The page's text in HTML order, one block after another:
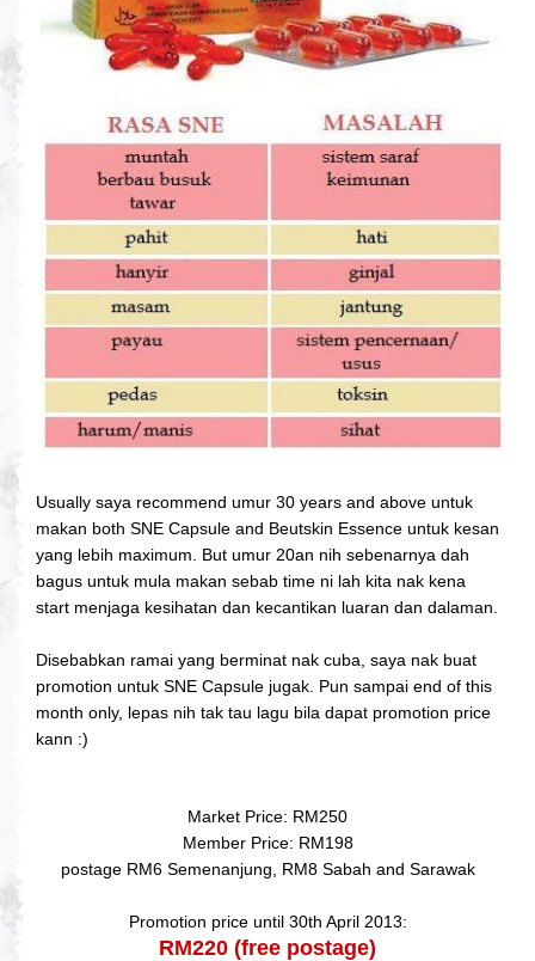
Usually saya recommend umur 30 years and above untuk
makan both SNE Capsule and Beutskin Essence untuk kesan
yang lebih maximum. But umur 20an nih sebenarnya dah
bagus untuk mula makan sebab time ni lah kita nak kena
start menjaga kesihatan dan kecantikan luaran dan dalaman.
Disebabkan ramai yang berminat nak cuba, saya nak buat
promotion untuk SNE Capsule jugak. Pun sampai end of this
month only, lepas nih tak tau lagu bila dapat promotion price
kann :)
Market Price: RM250
Member Price: RM198
postage RM6 Semenanjung, RM8 Sabah and Sarawak
Promotion price until 30th April 2013:
RM220 (free postage)